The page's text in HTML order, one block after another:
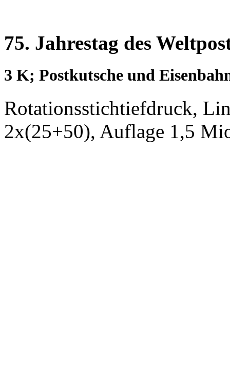
75. Jahrestag des
3 K; Postkutsche und
Rotationsstichtiefdruck,
2x(25+50), Auflage 1,5